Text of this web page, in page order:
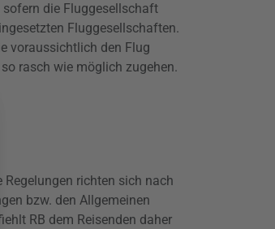
die Fluggesellschaft
Fluggesellschaften.
voraussichtlich den Flug
rasch wie möglich zugehen.
richten sich nach
bzw. den Allgemeinen
RB dem Reisenden daher